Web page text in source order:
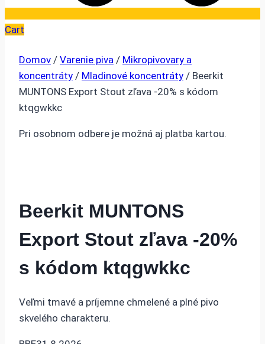
Cart
Domov / Varenie piva / Mikropivovary a
koncentráty / Mladinové koncentráty / Beerkit
MUNTONS Export Stout zľava -20% s kódom
ktqgwkkc
Pri osobnom odbere je možná aj platba kartou.
Beerkit MUNTONS
Export Stout zľava -20%
s kódom ktqgwkkc
Veľmi tmavé a príjemne chmelené a plné pivo
skvelého charakteru.